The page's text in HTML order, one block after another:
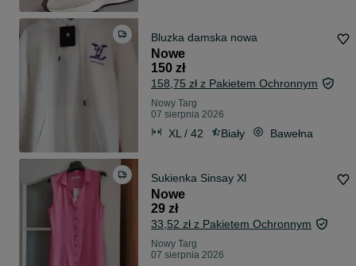
Bluzka damska nowa
Nowe
150 zł
158,75 zł z Pakietem Ochronnym
Nowy Targ
07 sierpnia 2026
XL / 42 Biały Bawełna
Sukienka Sinsay Xl
Nowe
29 zł
33,52 zł z Pakietem Ochronnym
Nowy Targ
07 sierpnia 2026